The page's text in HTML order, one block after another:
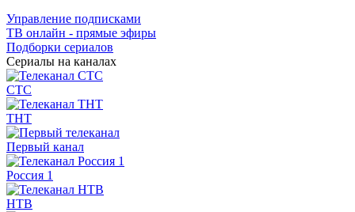
Управление подписками
ТВ онлайн - прямые эфиры
Подборки сериалов
Сериалы на каналах
СТС
ТНТ
Первый канал
Россия 1
НТВ